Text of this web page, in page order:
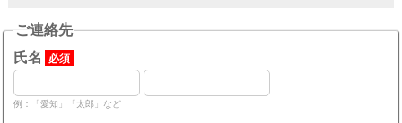
ご連絡先
氏名
必須
例：「愛知」「太郎」など